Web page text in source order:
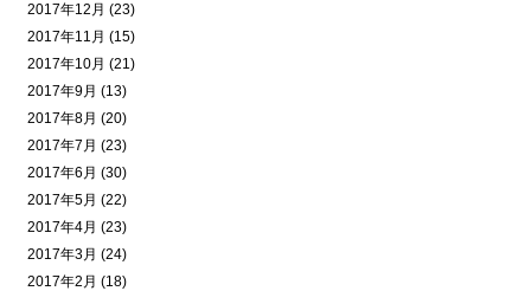
2017年12月 (23)
2017年11月 (15)
2017年10月 (21)
2017年9月 (13)
2017年8月 (20)
2017年7月 (23)
2017年6月 (30)
2017年5月 (22)
2017年4月 (23)
2017年3月 (24)
2017年2月 (18)